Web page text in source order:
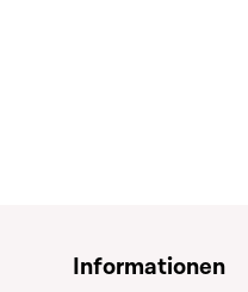
Informationen